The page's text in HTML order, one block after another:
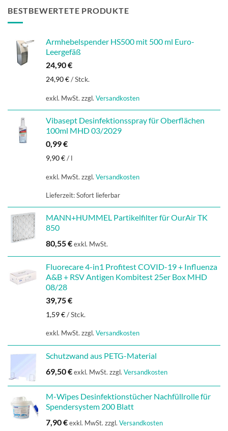
BESTBEWERTETE PRODUKTE
Armhebelspender HS500 mit 500 ml Euro-
Leergefäß
24,90€
24,90€/Stck.
exkl. MwSt. zzgl. Versandkosten
Vibasept Desinfektionsspray für Oberflächen
100ml MHD 03/2029
0,99€
9,90€/ l
exkl. MwSt. zzgl. Versandkosten
Lieferzeit:Sofort lieferbar
MANN+HUMMEL Partikelfilter für OurAir TK
850
80,55€exkl. MwSt.
Fluorecare 4-in1 Profitest COVID-19 + Influenza
A&B + RSV Antigen Kombitest 25er Box MHD
08/28
39,75€
1,59€/Stck.
exkl. MwSt. zzgl. Versandkosten
Schutzwand aus PETG-Material
69,50€exkl. MwSt. zzgl. Versandkosten
M-Wipes Desinfektionstücher Nachfüllrolle für
Spendersystem 200 Blatt
7,90€exkl. MwSt. zzgl. Versandkosten